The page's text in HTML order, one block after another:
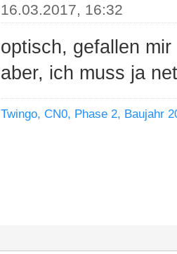
16.03.2017, 16:32
optisch, gefallen
aber, ich muss ja
Twingo, CN0, Phase 2, Baujahr